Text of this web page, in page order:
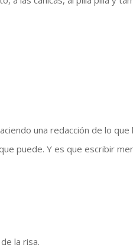
una redacción de lo
puede. Y es que escribir
la risa.